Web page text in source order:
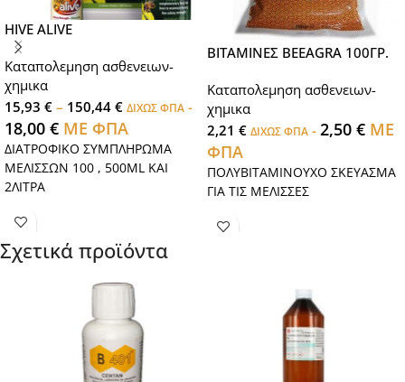
HIVE ALIVE
Καταπολεμηση ασθενειων-
χημικα
15,93 € – 150,44 € ΔΙΧΩΣ ΦΠΑ -
18,00 € ΜΕ ΦΠΑ
ΔΙΑΤΡΟΦΙΚΟ ΣΥΜΠΛΗΡΩΜΑ
ΜΕΛΙΣΣΩΝ 100 , 500ML KAI
2ΛΙΤΡΑ
ΒΙΤΑΜΙΝΕΣ BEEAGRA 100ΓΡ.
Καταπολεμηση ασθενειων-
χημικα
2,21 € ΔΙΧΩΣ ΦΠΑ - 2,50 € ΜΕ
ΦΠΑ
ΠΟΛΥΒΙΤΑΜΙΝΟΥΧΟ ΣΚΕΥΑΣΜΑ
ΓΙΑ ΤΙΣ ΜΕΛΙΣΣΕΣ
Σχετικά προϊόντα